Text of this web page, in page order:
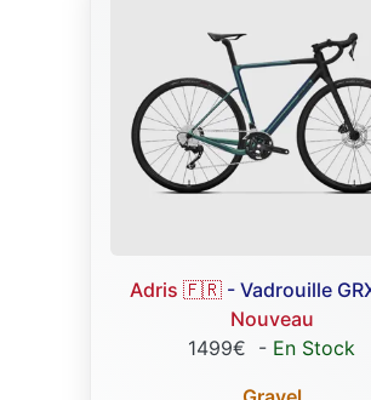
Adris 🇫🇷 - Vadrouille
Nouveau
1499€ - En Stock